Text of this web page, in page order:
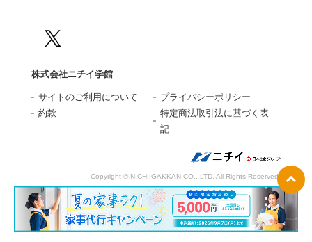
株式会社ニチイ学館
サイトのご利用について
プライバシーポリシー
約款
特定商法取引法に基づく表
記
Copyright © NICHIIGAKKAN CO., LTD. All Rights Reserved.